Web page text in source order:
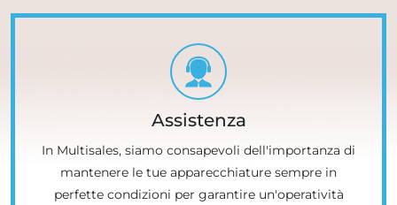
Assistenza
In Multisales, siamo consapevoli dell'importanza di
mantenere le tue apparecchiature sempre in
perfette condizioni per garantire un'operatività